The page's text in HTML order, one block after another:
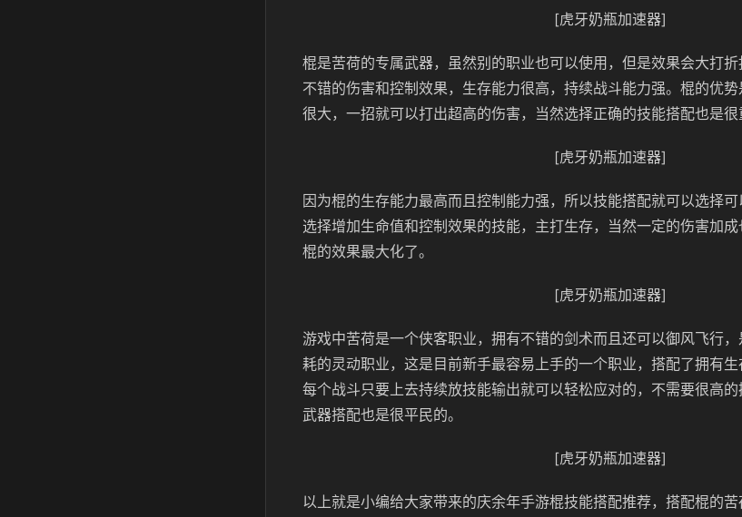
[虎牙奶瓶加速器]
棍是苦荷的专属武器，虽然别的职业也可以使用，但是效果会大打
不错的伤害和控制效果，生存能力很高，持续战斗能力强。棍的优
很大，一招就可以打出超高的伤害，当然选择正确的技能搭配也是很
[虎牙奶瓶加速器]
因为棍的生存能力最高而且控制能力强，所以技能搭配就可以选择可
选择增加生命值和控制效果的技能，主打生存，当然一定的伤害加
棍的效果最大化了。
[虎牙奶瓶加速器]
游戏中苦荷是一个侠客职业，拥有不错的剑术而且还可以御风飞行
耗的灵动职业，这是目前新手最容易上手的一个职业，搭配了拥有
每个战斗只要上去持续放技能输出就可以轻松应对的，不需要很高
武器搭配也是很平民的。
[虎牙奶瓶加速器]
以上就是小编给大家带来的庆余年手游棍技能搭配推荐，搭配棍的